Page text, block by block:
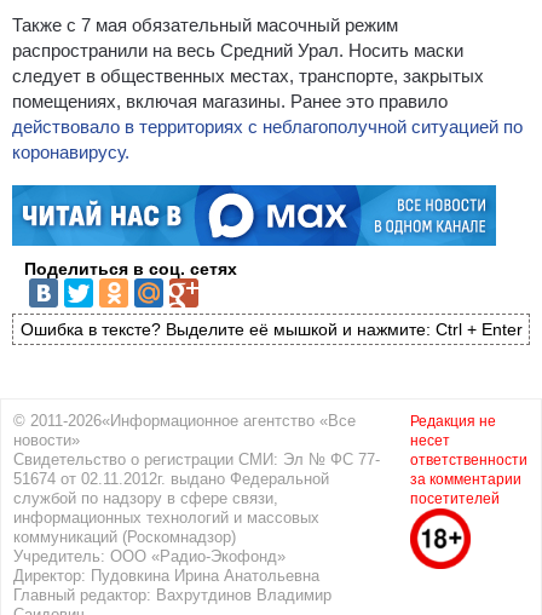
Также с 7 мая обязательный масочный режим
распространили на весь Средний Урал. Носить маски
следует в общественных местах, транспорте, закрытых
помещениях, включая магазины. Ранее это правило
действовало в территориях с неблагополучной ситуацией по
коронавирусу.
Поделиться в соц. сетях
Ошибка в тексте? Выделите её мышкой и нажмите: Ctrl + Enter
© 2011-2026«Информационное агентство «Все
новости»
Свидетельство о регистрации СМИ: Эл № ФС 77-
51674 от 02.11.2012г. выдано Федеральной
службой по надзору в сфере связи,
информационных технологий и массовых
коммуникаций (Роскомнадзор)
Учредитель: ООО «Радио-Экофонд»
Директор: Пудовкина Ирина Анатольевна
Главный редактор: Вахрутдинов Владимир
Редакция не
несет
ответственности
за комментарии
посетителей